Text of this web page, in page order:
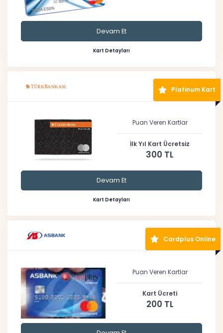
Devam Et
Kart Detayları
Platinum Kart
Puan Veren Kartlar
İlk Yıl Kart Ücretsiz
300 TL
Devam Et
Kart Detayları
Cardplus Online
Puan Veren Kartlar
Kart Ücreti
200 TL